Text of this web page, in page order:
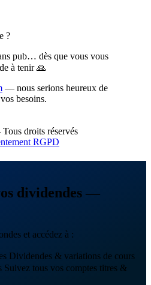
?
pub… dès que vous vous
à tenir 🙏
— nous serions heureux de
besoins.
droits réservés
RGPD
dividendes —
et accédez à :
Dividendes & variations de cours
Suivez tous vos comptes titres &